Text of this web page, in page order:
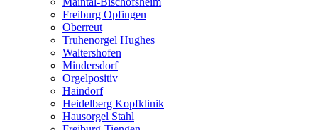
Freiburg Opfingen
Oberreut
Truhenorgel Hughes
Waltershofen
Mindersdorf
Orgelpositiv
Haindorf
Heidelberg Kopfklinik
Hausorgel Stahl